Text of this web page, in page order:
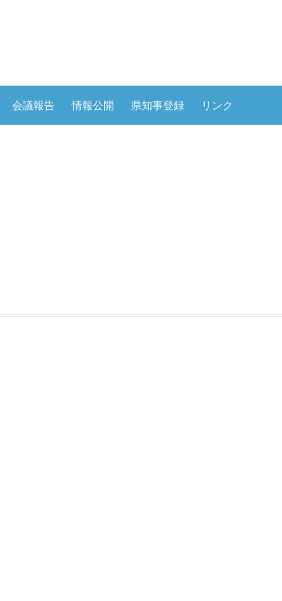
会議報告 情報公開 県知事登録 リンク